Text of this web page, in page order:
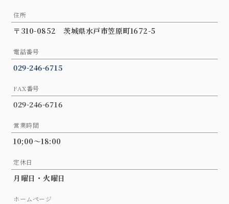
住所
〒310-0852 茨城県水戸市笠原町1672-5
電話番号
029-246-6715
FAX番号
029-246-6716
営業時間
10;00～18:00
定休日
月曜日・火曜日
ホームページ